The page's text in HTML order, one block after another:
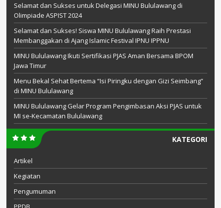
Selamat dan Sukses untuk Delegasi MINU Bululawang di
Olimpiade ASPIST 2024
Selamat dan Sukses! Siswa MINU Bululawang Raih Prestasi
Membanggakan di Ajang Islamic Festival IPNU IPPNU
MINU Bululawang Ikuti Sertifikasi PJAS Aman Bersama BPOM
Jawa Timur
Menu Bekal Sehat Bertema “Isi Piringku dengan Gizi Seimbang”
di MINU Bululawang
MINU Bululawang Gelar Program Pengimbasan Aksi PJAS untuk
MI se-Kecamatan Bululawang
KATEGORI
Artikel
Kegiatan
Pengumuman